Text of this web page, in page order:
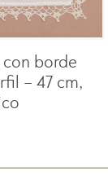
borde
– 47 cm,